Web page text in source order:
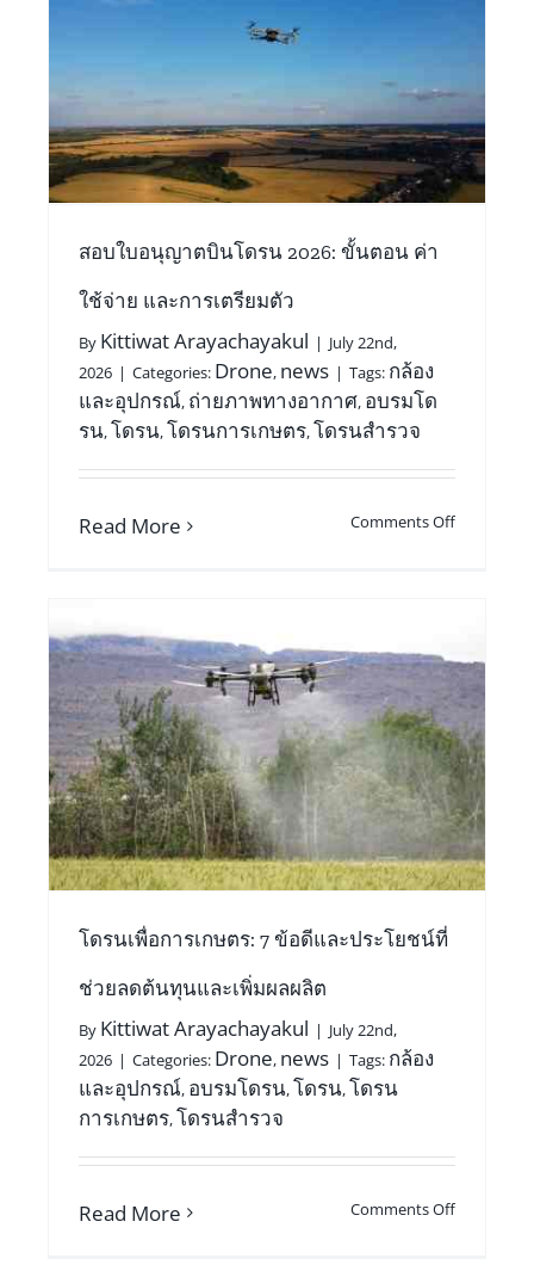
สอบใบอนุญาตบินโดรน 2026: ขั้นตอน ค่า
ใช้จ่าย และการเตรียมตัว
By Kittiwat Arayachayakul | July 22nd,
2026 | Categories: Drone, news | Tags: กล้อง
และอุปกรณ์, ถ่ายภาพทางอากาศ, อบรมโด
รน,โดรน,โดรนการเกษตร,โดรนสำรวจ
Read More Comments Off
โดรนเพื่อการเกษตร: 7 ข้อดีและประโยชน์ที่
ช่วยลดต้นทุนและเพิ่มผลผลิต
By Kittiwat Arayachayakul | July 22nd,
2026 | Categories: Drone, news | Tags: กล้อง
และอุปกรณ์, อบรมโดรน,โดรน,โดรน
การเกษตร,โดรนสำรวจ
Read More Comments Off